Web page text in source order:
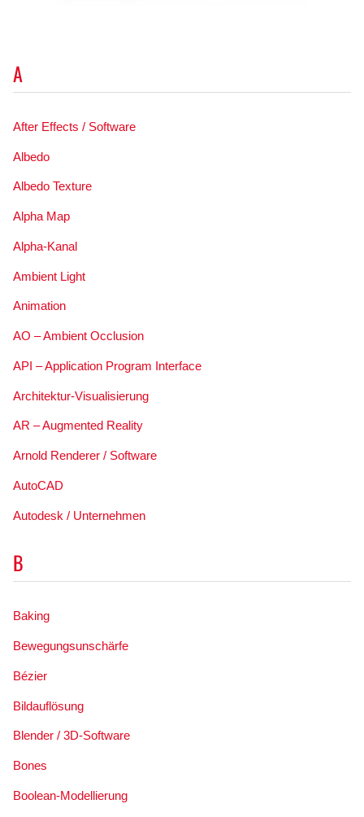
A
After Effects / Software
Albedo
Albedo Texture
Alpha Map
Alpha-Kanal
Ambient Light
Animation
AO – Ambient Occlusion
API – Application Program Interface
Architektur-Visualisierung
AR – Augmented Reality
Arnold Renderer / Software
AutoCAD
Autodesk / Unternehmen
B
Baking
Bewegungsunschärfe
Bézier
Bildauflösung
Blender / 3D-Software
Bones
Boolean-Modellierung